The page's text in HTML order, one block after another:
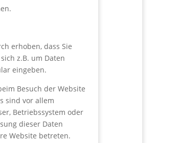
erhoben, dass Sie
z.B. um Daten
eingeben.
Besuch der Website
sind vor allem
Betriebssystem oder
dieser Daten
Website betreten.